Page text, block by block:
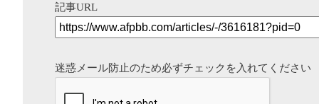
記事URL
迷惑メール防止のため必ずチェックを入れてください